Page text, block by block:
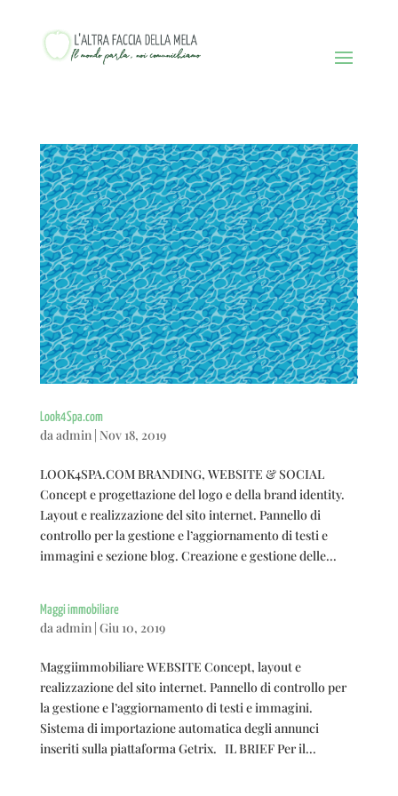
Look4Spa.com
daadmin| Nov 18, 2019
LOOK4SPA.COM BRANDING, WEBSITE & SOCIAL
Concept e progettazione del logo e della brand identity.
Layout e realizzazione del sito internet. Pannello di
controllo per la gestione e l’aggiornamento di testi e
immagini e sezione blog. Creazione e gestione delle...
Maggi immobiliare
daadmin| Giu 10, 2019
Maggiimmobiliare WEBSITE Concept, layout e
realizzazione del sito internet. Pannello di controllo per
la gestione e l’aggiornamento di testi e immagini.
Sistema di importazione automatica degli annunci
inseriti sulla piattaforma Getrix. IL BRIEF Per il...